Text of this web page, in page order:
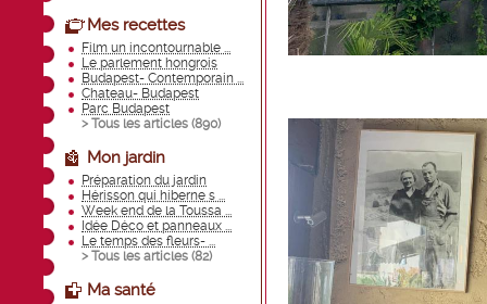
Mes recettes
Film un incontournable ...
Le parlement hongrois
Budapest- Contemporain ...
Chateau- Budapest
Parc Budapest
> Tous les articles (890)
Mon jardin
Préparation du jardin
Hérisson qui hiberne s ...
Week end de la Toussa ...
Idée Déco et panneaux ...
Le temps des fleurs- ...
> Tous les articles (82)
Ma santé